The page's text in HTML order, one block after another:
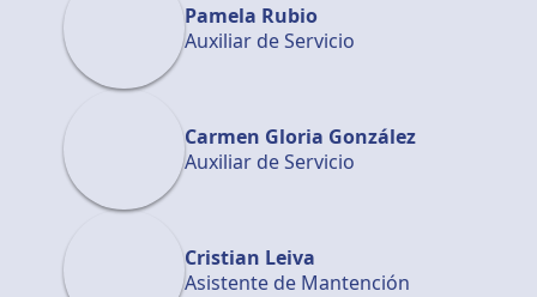
Pamela Rubio
Auxiliar de Servicio
Carmen Gloria González
Auxiliar de Servicio
Cristian Leiva
Asistente de Mantención